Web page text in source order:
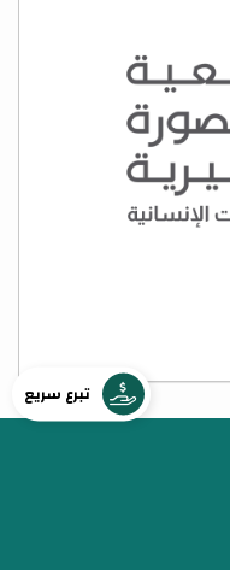
تبرع سريع